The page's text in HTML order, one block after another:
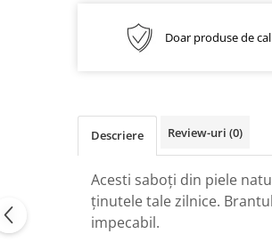
Doar produse de
Descriere Review-uri (0)
Acesti saboți din piele
ținutele tale zilnice.
impecabil.